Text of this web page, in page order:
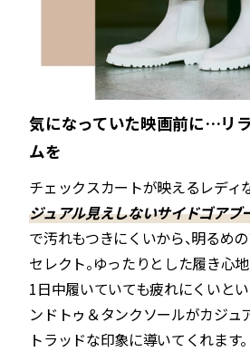
気になっていた映画前に…リ
ムを
チェックスカートが映えるレディ
ジュアル見えしないサイドゴアブ
で汚れもつきにくいから、明るめ
セレクト。ゆったりとした履き心
1日中履いていても疲れにくいと
ンドトゥ＆タンクソールがカジュ
トラッドな印象に導いてくれます。